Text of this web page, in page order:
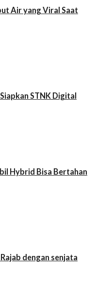
Air yang Viral Saat
STNK Digital
Hybrid Bisa Bertahan
dengan senjata